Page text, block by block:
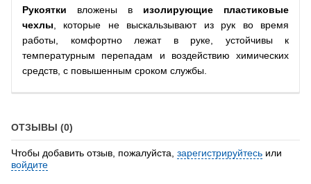
Рукоятки вложены в изолирующие пластиковые
чехлы , которые не выскальзывают из рук во время
работы, комфортно лежат в руке, устойчивы к
температурным перепадам и воздействию химических
средств, с повышенным сроком службы.
ОТЗЫВЫ (0)
Чтобы добавить отзыв, пожалуйста, зарегистрируйтесь или
войдите